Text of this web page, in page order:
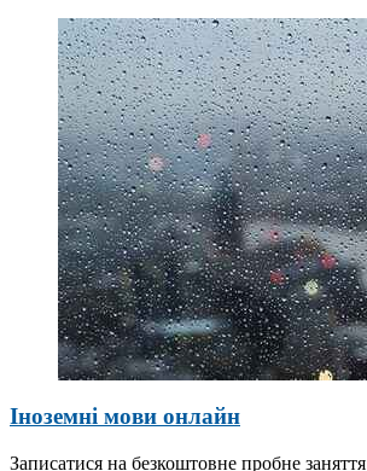
Іноземні мови онлайн
Записатися на безкоштовне пробне заняття